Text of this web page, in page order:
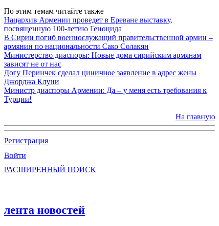
По этим темам читайте также
Нацархив Армении проведет в Ереване выставку,
посвященную 100-летию Геноцида
В Сирии погиб военнослужащий правительственной армии –
армянин по национальности Сако Солакян
Министерство диаспоры: Новые дома сирийским армянам
зависят не от нас
Догу Перинчек сделал циничное заявление в адрес жены
Джорджа Клуни
Министр диаспоры Армении: Да – у меня есть требования к
Турции!
На главную
Регистрация
Войти
РАСШИРЕННЫЙ ПОИСК
лента новостей